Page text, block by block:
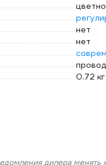
нет
нет
0.72 кг
дилера